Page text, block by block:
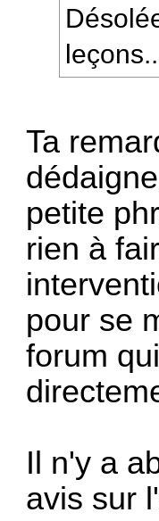
Ta
petite
rien à
pour se
forum
Il n'y a
avis sur